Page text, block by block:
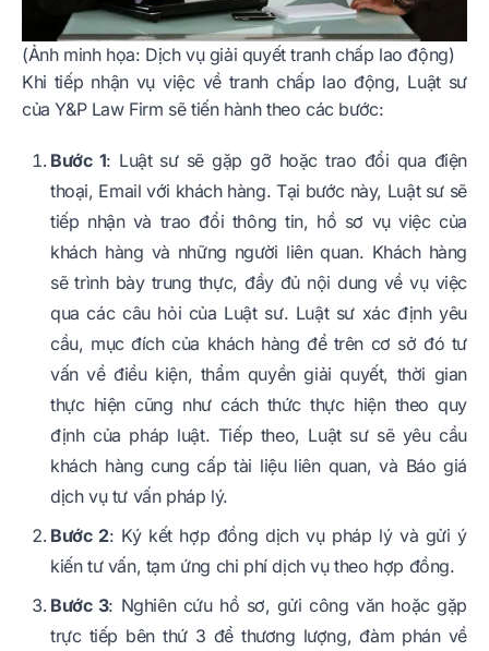
(Ảnh minh họa: Dịch vụ giải quyết tranh chấp lao động)
Khi tiếp nhận vụ việc về tranh chấp lao động, Luật sư
của Y&P Law Firm sẽ tiến hành theo các bước:
Bước 1: Luật sư sẽ gặp gỡ hoặc trao đổi qua điện
thoại, Email với khách hàng. Tại bước này, Luật sư sẽ
tiếp nhận và trao đổi thông tin, hồ sơ vụ việc của
khách hàng và những người liên quan. Khách hàng
sẽ trình bày trung thực, đầy đủ nội dung về vụ việc
qua các câu hỏi của Luật sư. Luật sư xác định yêu
cầu, mục đích của khách hàng để trên cơ sở đó tư
vấn về điều kiện, thẩm quyền giải quyết, thời gian
thực hiện cũng như cách thức thực hiện theo quy
định của pháp luật. Tiếp theo, Luật sư sẽ yêu cầu
khách hàng cung cấp tài liệu liên quan, và Báo giá
dịch vụ tư vấn pháp lý.
Bước 2: Ký kết hợp đồng dịch vụ pháp lý và gửi ý
kiến tư vấn, tạm ứng chi phí dịch vụ theo hợp đồng.
Bước 3: Nghiên cứu hồ sơ, gửi công văn hoặc gặp
trực tiếp bên thứ 3 để thương lượng, đàm phán về